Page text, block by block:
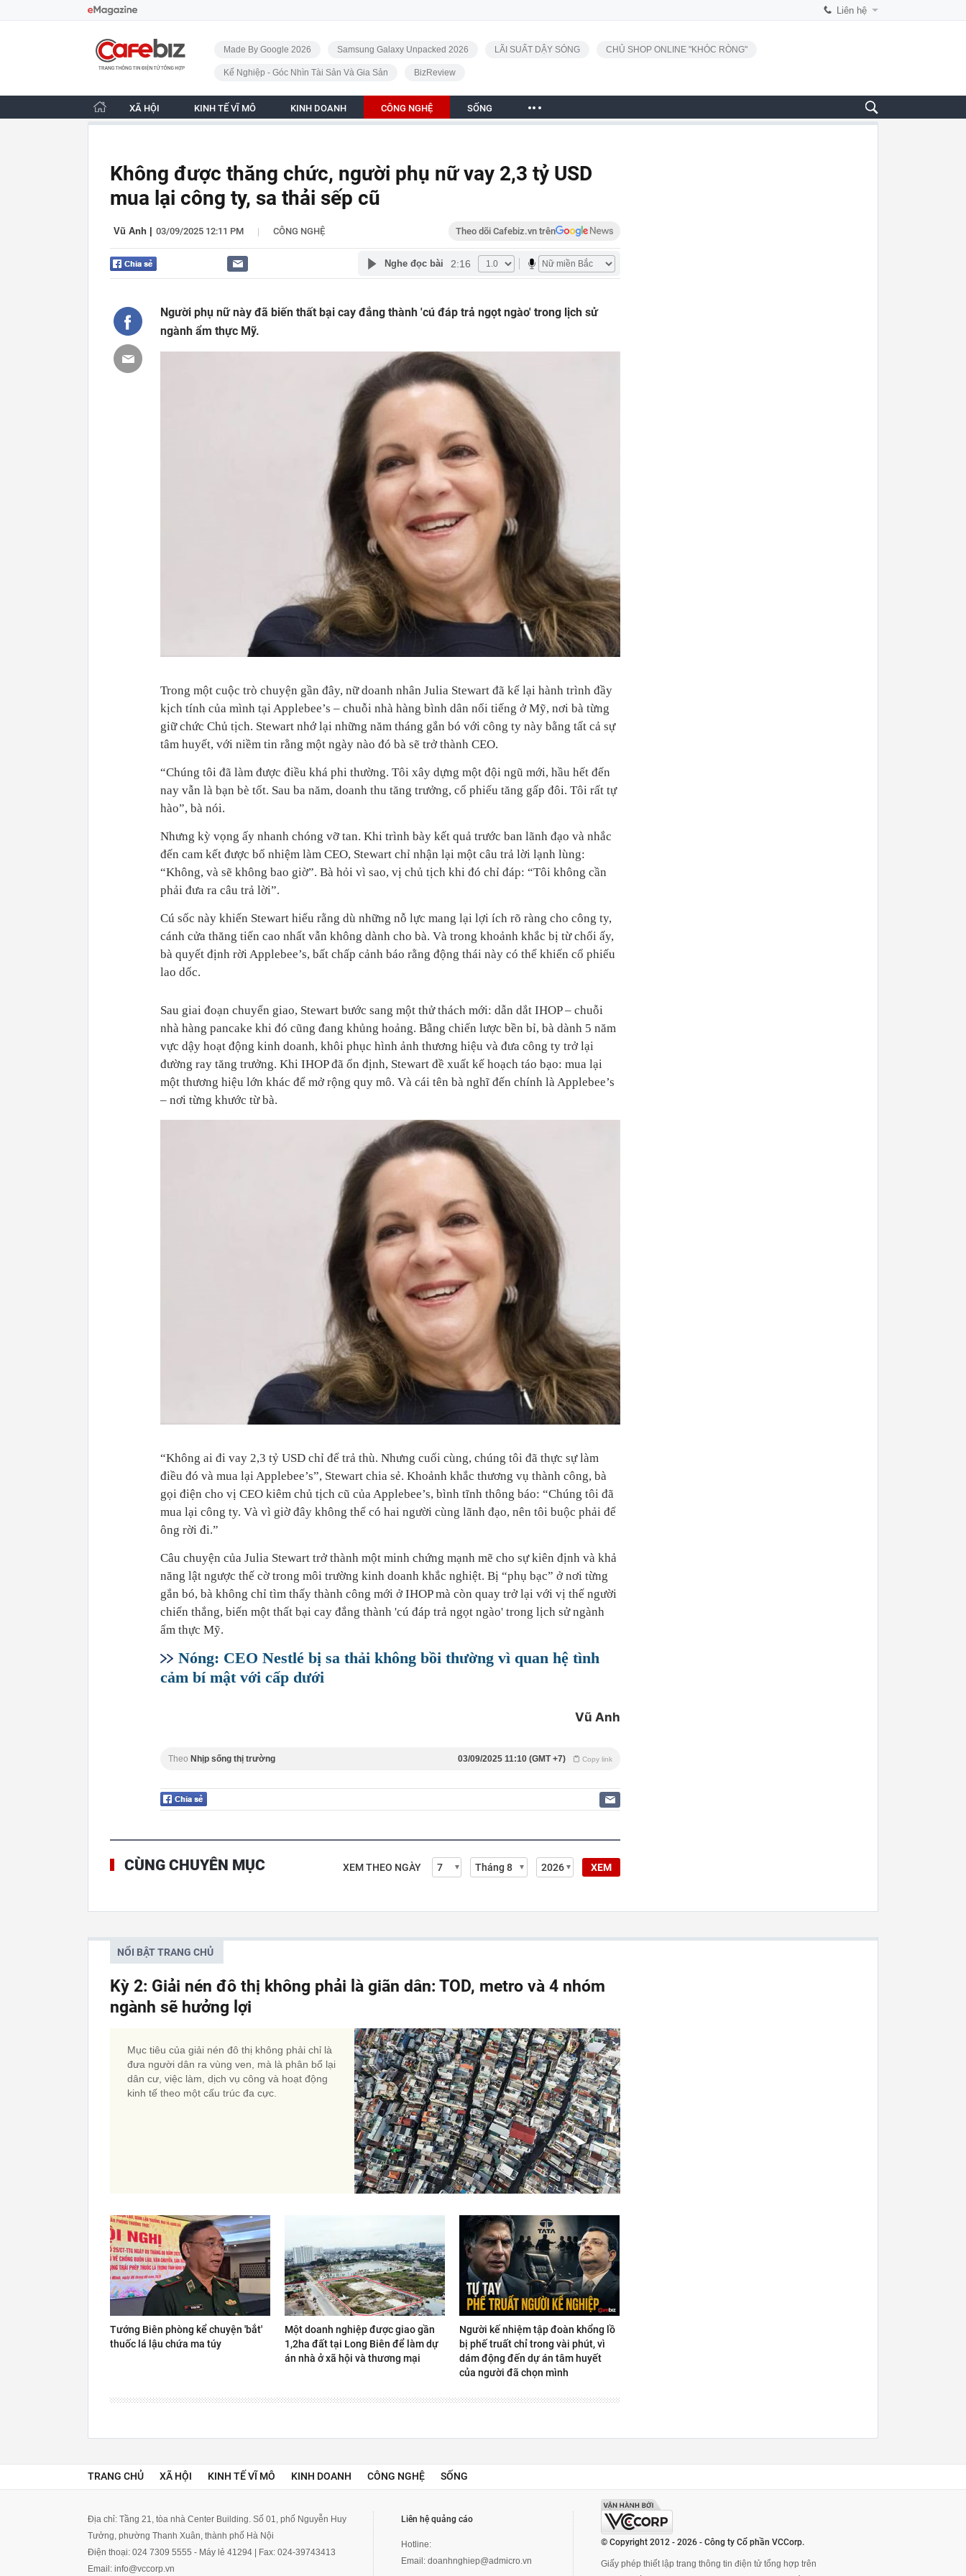
Liên hệ
CafeBiz - Trang chủ
Made By Google 2026 Samsung Galaxy Unpacked 2026 LÃI SUẤT DẬY SÓNG CHỦ SHOP ONLINE "KHÓC RÒNG"
Kế Nghiệp - Góc Nhìn Tài Sản Và Gia Sản BizReview
XÃ HỘI KINH TẾ VĨ MÔ KINH DOANH CÔNG NGHỆ SỐNG
Không được thăng chức, người phụ nữ vay 2,3 tỷ USD
mua lại công ty, sa thải sếp cũ
Vũ Anh 03/09/2025 12:11 PM | CÔNG NGHỆ Theo dõi Cafebiz.vn trên
Nghe đọc bài 2:16
Người phụ nữ này đã biến thất bại cay đắng thành 'cú đáp trả ngọt ngào' trong lịch sử
ngành ẩm thực Mỹ.
Trong một cuộc trò chuyện gần đây, nữ doanh nhân Julia Stewart đã kể lại hành trình đầy
kịch tính của mình tại Applebee’s – chuỗi nhà hàng bình dân nổi tiếng ở Mỹ, nơi bà từng
giữ chức Chủ tịch. Stewart nhớ lại những năm tháng gắn bó với công ty này bằng tất cả sự
tâm huyết, với niềm tin rằng một ngày nào đó bà sẽ trở thành CEO.
“Chúng tôi đã làm được điều khá phi thường. Tôi xây dựng một đội ngũ mới, hầu hết đến
nay vẫn là bạn bè tốt. Sau ba năm, doanh thu tăng trưởng, cổ phiếu tăng gấp đôi. Tôi rất tự
hào”, bà nói.
Nhưng kỳ vọng ấy nhanh chóng vỡ tan. Khi trình bày kết quả trước ban lãnh đạo và nhắc
đến cam kết được bổ nhiệm làm CEO, Stewart chỉ nhận lại một câu trả lời lạnh lùng:
“Không, và sẽ không bao giờ”. Bà hỏi vì sao, vị chủ tịch khi đó chỉ đáp: “Tôi không cần
phải đưa ra câu trả lời”.
Cú sốc này khiến Stewart hiểu rằng dù những nỗ lực mang lại lợi ích rõ ràng cho công ty,
cánh cửa thăng tiến cao nhất vẫn không dành cho bà. Và trong khoảnh khắc bị từ chối ấy,
bà quyết định rời Applebee’s, bất chấp cảnh báo rằng động thái này có thể khiến cổ phiếu
lao dốc.
Sau giai đoạn chuyển giao, Stewart bước sang một thử thách mới: dẫn dắt IHOP – chuỗi
nhà hàng pancake khi đó cũng đang khủng hoảng. Bằng chiến lược bền bỉ, bà dành 5 năm
vực dậy hoạt động kinh doanh, khôi phục hình ảnh thương hiệu và đưa công ty trở lại
đường ray tăng trưởng. Khi IHOP đã ổn định, Stewart đề xuất kế hoạch táo bạo: mua lại
một thương hiệu lớn khác để mở rộng quy mô. Và cái tên bà nghĩ đến chính là Applebee’s
– nơi từng khước từ bà.
“Không ai đi vay 2,3 tỷ USD chỉ để trả thù. Nhưng cuối cùng, chúng tôi đã thực sự làm
điều đó và mua lại Applebee’s”, Stewart chia sẻ. Khoảnh khắc thương vụ thành công, bà
gọi điện cho vị CEO kiêm chủ tịch cũ của Applebee’s, bình tĩnh thông báo: “Chúng tôi đã
mua lại công ty. Và vì giờ đây không thể có hai người cùng lãnh đạo, nên tôi buộc phải để
ông rời đi.”
Câu chuyện của Julia Stewart trở thành một minh chứng mạnh mẽ cho sự kiên định và khả
năng lật ngược thế cờ trong môi trường kinh doanh khắc nghiệt. Bị “phụ bạc” ở nơi từng
gắn bó, bà không chỉ tìm thấy thành công mới ở IHOP mà còn quay trở lại với vị thế người
chiến thắng, biến một thất bại cay đắng thành 'cú đáp trả ngọt ngào' trong lịch sử ngành
ẩm thực Mỹ.
Nóng: CEO Nestlé bị sa thải không bồi thường vì quan hệ tình
cảm bí mật với cấp dưới
Vũ Anh
Theo Nhịp sống thị trường Copy link
03/09/2025 11:10 (GMT +7)
CÙNG CHUYÊN MỤC XEM THEO NGÀY XEM
NỔI BẬT TRANG CHỦ
Kỳ 2: Giải nén đô thị không phải là giãn dân: TOD, metro và 4 nhóm
ngành sẽ hưởng lợi
Mục tiêu của giải nén đô thị không phải chỉ là
đưa người dân ra vùng ven, mà là phân bổ lại
dân cư, việc làm, dịch vụ công và hoạt động
kinh tế theo một cấu trúc đa cực.
Tướng Biên phòng kể chuyện 'bắt'
thuốc lá lậu chứa ma túy
Một doanh nghiệp được giao gần
1,2ha đất tại Long Biên để làm dự
án nhà ở xã hội và thương mại
Người kế nhiệm tập đoàn khổng lồ
bị phế truất chỉ trong vài phút, vì
dám động đến dự án tâm huyết
của người đã chọn mình
TRANG CHỦ XÃ HỘI KINH TẾ VĨ MÔ KINH DOANH CÔNG NGHỆ SỐNG
Địa chỉ: Tầng 21, tòa nhà Center Building. Số 01, phố Nguyễn Huy
Tưởng, phường Thanh Xuân, thành phố Hà Nội
Điện thoại: 024 7309 5555 - Máy lẻ 41294 | Fax: 024-39743413
Email: info@vccorp.vn
Liên hệ quảng cáo
Hotline:
Email: doanhnghiep@admicro.vn
© Copyright 2012 - 2026 - Công ty Cổ phần VCCorp.
Giấy phép thiết lập trang thông tin điện tử tổng hợp trên